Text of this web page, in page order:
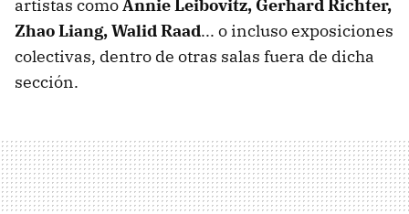
artistas comoAnnie Leibovitz, Gerhard Richter,
Zhao Liang, Walid Raad... o incluso exposiciones
colectivas, dentro de otras salas fuera de dicha
sección.